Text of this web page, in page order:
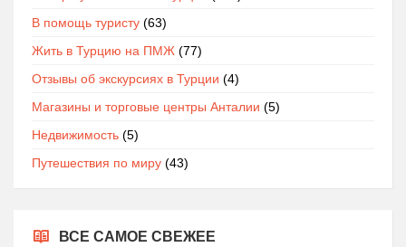
В помощь туристу (63)
Жить в Турцию на ПМЖ (77)
Отзывы об экскурсиях в Турции (4)
Магазины и торговые центры Анталии (5)
Недвижимость (5)
Путешествия по миру (43)
ВСЕ САМОЕ СВЕЖЕЕ